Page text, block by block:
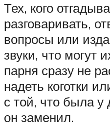
Тех, кого
разговаривать,
вопросы или
звуки, что могут
парня сразу не
надеть коготки
с той, что была у
он заменил.